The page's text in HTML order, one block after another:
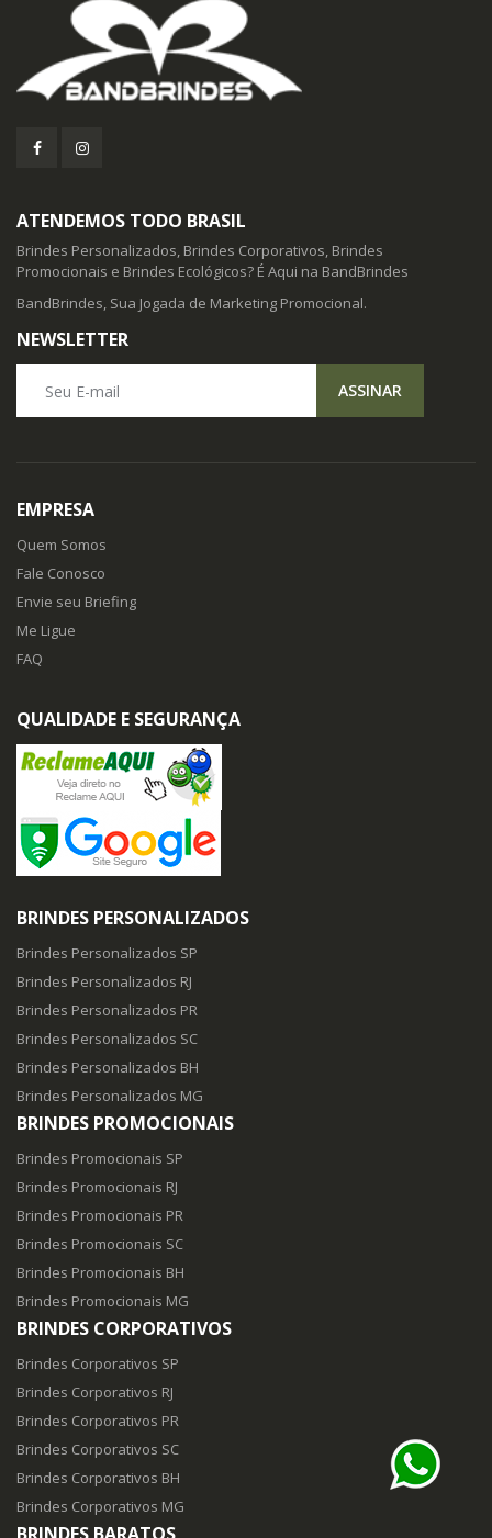
ATENDEMOS TODO BRASIL
Brindes Personalizados, Brindes Corporativos, Brindes
Promocionais e Brindes Ecológicos? É Aqui na BandBrindes
BandBrindes, Sua Jogada de Marketing Promocional.
NEWSLETTER
ASSINAR
EMPRESA
Quem Somos
Fale Conosco
Envie seu Briefing
Me Ligue
FAQ
QUALIDADE E SEGURANÇA
BRINDES PERSONALIZADOS
Brindes Personalizados SP
Brindes Personalizados RJ
Brindes Personalizados PR
Brindes Personalizados SC
Brindes Personalizados BH
Brindes Personalizados MG
BRINDES PROMOCIONAIS
Brindes Promocionais SP
Brindes Promocionais RJ
Brindes Promocionais PR
Brindes Promocionais SC
Brindes Promocionais BH
Brindes Promocionais MG
BRINDES CORPORATIVOS
Brindes Corporativos SP
Brindes Corporativos RJ
Brindes Corporativos PR
Brindes Corporativos SC
Brindes Corporativos BH
Brindes Corporativos MG